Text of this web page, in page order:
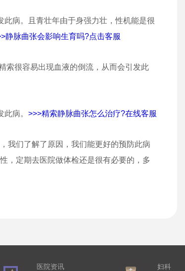
病。且青壮年由于身强力壮，性机能是很
静脉曲张会影响生育吗?点击客服
索很容易出现血液的倒流，从而会引发此
病。 >>>精索静脉曲张怎么治疗?在线客服
我们了解了原因，我们能更好的预防此病
，定期去医院做体检还是很有必要的，多
医院资讯 妇科